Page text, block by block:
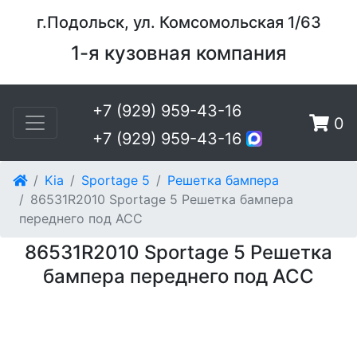
г.Подольск, ул. Комсомольская 1/63
1-я кузовная компания
+7 (929) 959-43-16
+7 (929) 959-43-16
0
Kia Sportage 5
Решетка бампера
86531R2010 Sportage 5 Решетка бампера
переднего под ACC
86531R2010 Sportage 5 Решетка
бампера переднего под ACC